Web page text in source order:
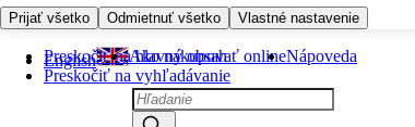
Prijať všetko Odmietnuť všetko Vlastné nastavenie
Preskočiť na hlavný obsah
Preskočiť na vyhľadávanie
English Ako nakupovať onlineNápoveda